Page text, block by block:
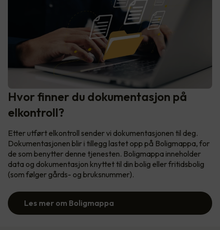
Hvor finner du dokumentasjon på
elkontroll?
Etter utført elkontroll sender vi dokumentasjonen til deg.
Dokumentasjonen blir i tillegg lastet opp på Boligmappa, for
de som benytter denne tjenesten. Boligmappa inneholder
data og dokumentasjon knyttet til din bolig eller fritidsbolig
(som følger gårds- og bruksnummer).
Les mer om Boligmappa